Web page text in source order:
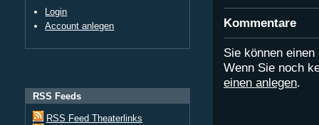
Login
Account anlegen
RSS Feeds
RSS Feed Theaterlinks
Kommentare
Sie können
Wenn Sie noch
einen anlegen.